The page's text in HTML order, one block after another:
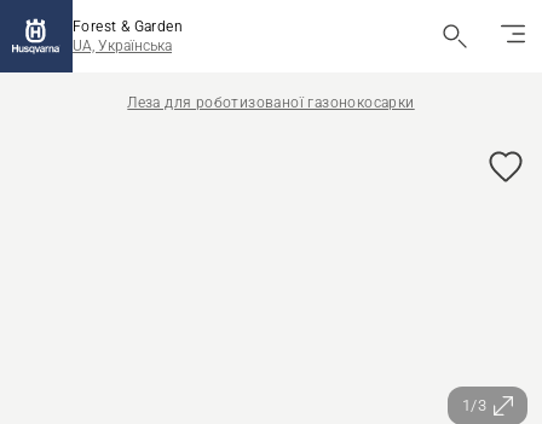
Forest & Garden
UA, Українська
Леза для роботизованої газонокосарки
1/3